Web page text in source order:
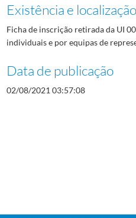
Existência e
Ficha de inscrição retirada da UI
individuais e por equipas de
Data de publicação
02/08/2021 03:57:08